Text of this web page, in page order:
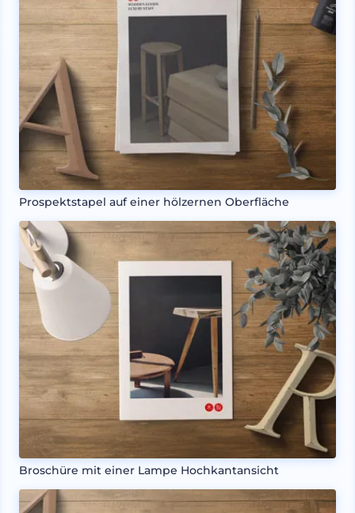
Prospektstapel auf einer hölzernen Oberfläche
Broschüre mit einer Lampe Hochkantansicht